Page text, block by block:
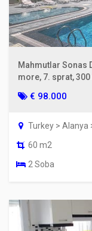
Mahmutlar Sonas
more, 7. sprat,
€ 98.000
Turkey > Alanya
60 m2
2 Soba